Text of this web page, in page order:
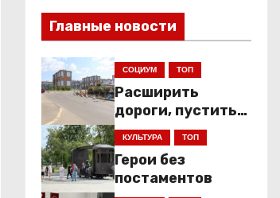
Главные новости
СОЦИУМ ТОП
Расширить
дороги, пустить
низкопольники
КУЛЬТУРА ТОП
Герои без
постаментов